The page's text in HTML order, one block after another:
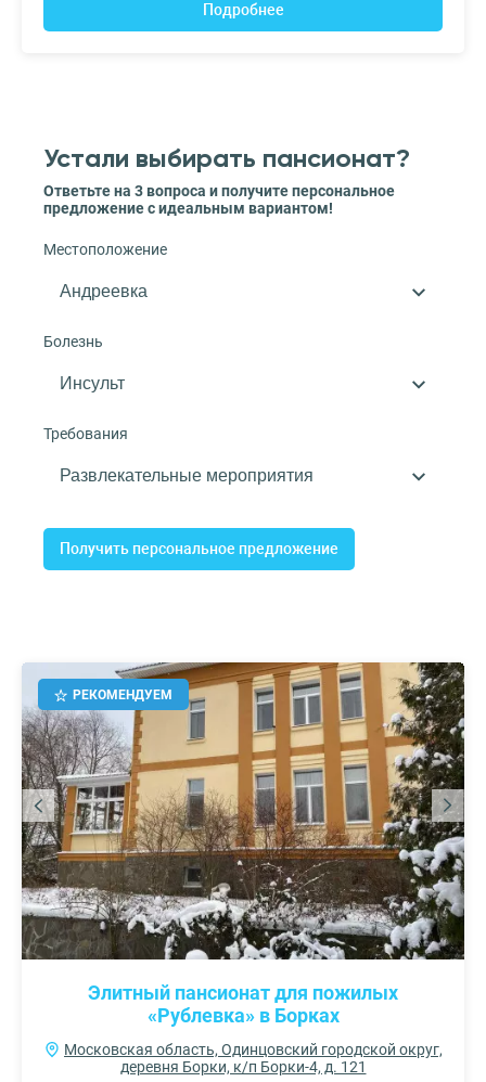
Подробнее
Устали выбирать пансионат?
Ответьте на 3 вопроса и получите персональное
предложение с идеальным вариантом!
Местоположение
Болезнь
Требования
Получить персональное предложение
РЕКОМЕНДУЕМ
Элитный пансионат для пожилых
«Рублевка» в Борках
Московская область, Одинцовский городской округ,
деревня Борки, к/п Борки-4, д. 121